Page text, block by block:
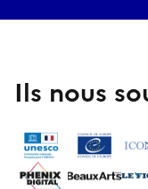
Ils nous